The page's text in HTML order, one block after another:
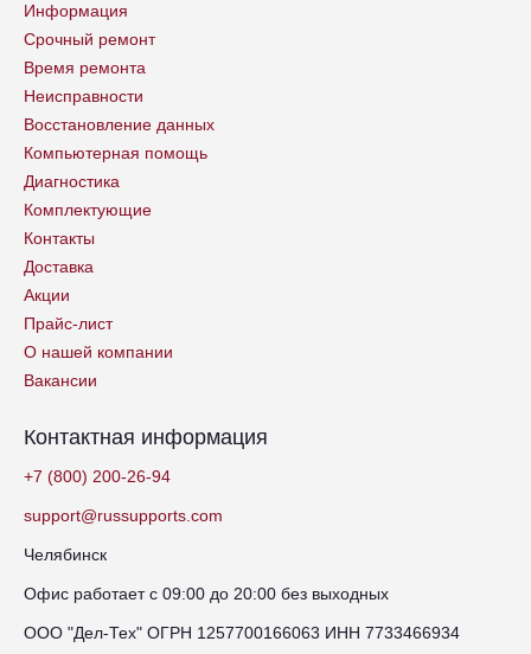
Информация
Срочный ремонт
Время ремонта
Неисправности
Восстановление данных
Компьютерная помощь
Диагностика
Комплектующие
Контакты
Доставка
Акции
Прайс-лист
О нашей компании
Вакансии
Контактная информация
+7 (800) 200-26-94
support@russupports.com
Челябинск
Офис работает с 09:00 до 20:00 без выходных
ООО "Дел-Тех" ОГРН 1257700166063 ИНН 7733466934